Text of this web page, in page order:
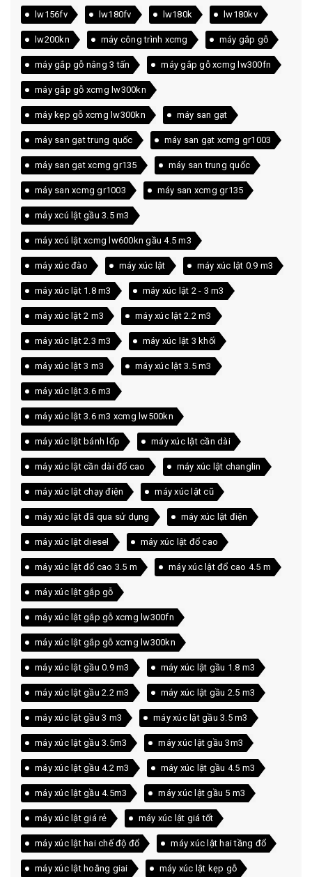
lw156fv lw180fv lw180k lw180kv
lw200kn máy công trình xcmg máy gắp gỗ
máy gắp gỗ nâng 3 tấn máy gắp gỗ xcmg lw300fn
máy gắp gỗ xcmg lw300kn
máy kẹp gỗ xcmg lw300kn máy san gạt
máy san gạt trung quốc máy san gạt xcmg gr1003
máy san gạt xcmg gr135 máy san trung quốc
máy san xcmg gr1003 máy san xcmg gr135
máy xcú lật gầu 3.5 m3
máy xcú lật xcmg lw600kn gầu 4.5 m3
máy xúc đào máy xúc lật máy xúc lật 0.9 m3
máy xúc lật 1.8 m3 máy xúc lật 2 - 3 m3
máy xúc lật 2 m3 máy xúc lật 2.2 m3
máy xúc lật 2.3 m3 máy xúc lật 3 khối
máy xúc lật 3 m3 máy xúc lật 3.5 m3
máy xúc lật 3.6 m3
máy xúc lật 3.6 m3 xcmg lw500kn
máy xúc lật bánh lốp máy xúc lật cần dài
máy xúc lật cần dài đổ cao máy xúc lật changlin
máy xúc lật chạy điện máy xúc lật cũ
máy xúc lật đã qua sử dụng máy xúc lật điện
máy xúc lật diesel máy xúc lật đổ cao
máy xúc lật đổ cao 3.5 m máy xúc lật đổ cao 4.5 m
máy xúc lật gắp gỗ
máy xúc lật gắp gỗ xcmg lw300fn
máy xúc lật gắp gỗ xcmg lw300kn
máy xúc lật gầu 0.9 m3 máy xúc lật gầu 1.8 m3
máy xúc lật gầu 2.2 m3 máy xúc lật gầu 2.5 m3
máy xúc lật gầu 3 m3 máy xúc lật gầu 3.5 m3
máy xúc lật gầu 3.5m3 máy xúc lật gầu 3m3
máy xúc lật gầu 4.2 m3 máy xúc lật gầu 4.5 m3
máy xúc lật gầu 4.5m3 máy xúc lật gầu 5 m3
máy xúc lật giá rẻ máy xúc lật giá tốt
máy xúc lật hai chế độ đổ máy xúc lật hai tầng đổ
máy xúc lật hoằng giai máy xúc lật kẹp gỗ